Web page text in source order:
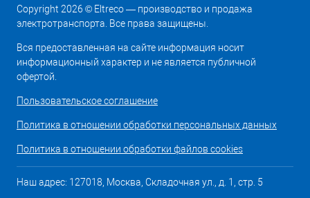
Copyright 2026 © Eltreco — производство и продажа
электротранспорта. Все права защищены.
Вся предоставленная на сайте информация носит
информационный характер и не является публичной
офертой.
Пользовательское соглашение
Политика в отношении обработки персональных данных
Политика в отношении обработки файлов cookies
Наш адрес: 127018, Москва, Складочная ул., д. 1, стр. 5